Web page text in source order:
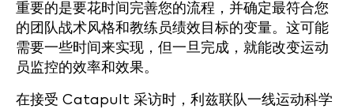
重要的是要花时间完善您的流程，并确定最符合您
的团队战术风格和教练员绩效目标的变量。这可能
需要一些时间来实现，但一旦完成，就能改变运动
员监控的效率和效果。
在接受 Catapult 采访时，利兹联队一线运动科学